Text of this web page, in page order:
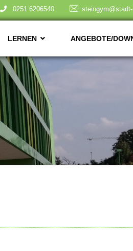
0251 6206540
LERNEN ANGEBOTE/